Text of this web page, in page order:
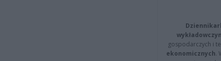
gospodarczych i
ekonomicznych.